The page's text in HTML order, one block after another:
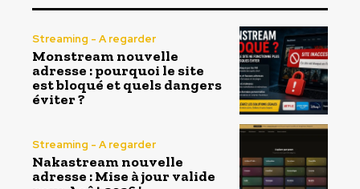
Streaming - A regarder
Monstream nouvelle
adresse : pourquoi le site
est bloqué et quels dangers
éviter ?
Streaming - A regarder
Nakastream nouvelle
adresse : Mise à jour valide